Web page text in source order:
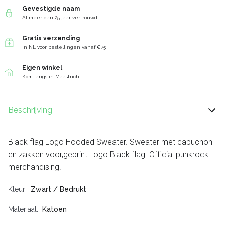
Gevestigde naam
Al meer dan 25 jaar vertrouwd
Gratis verzending
In NL voor bestellingen vanaf €75
Eigen winkel
Kom langs in Maastricht
Beschrijving
Black flag Logo Hooded Sweater. Sweater met capuchon
en zakken voor,geprint Logo Black flag. Official punkrock
merchandising!
Kleur Zwart / Bedrukt
Materiaal Katoen